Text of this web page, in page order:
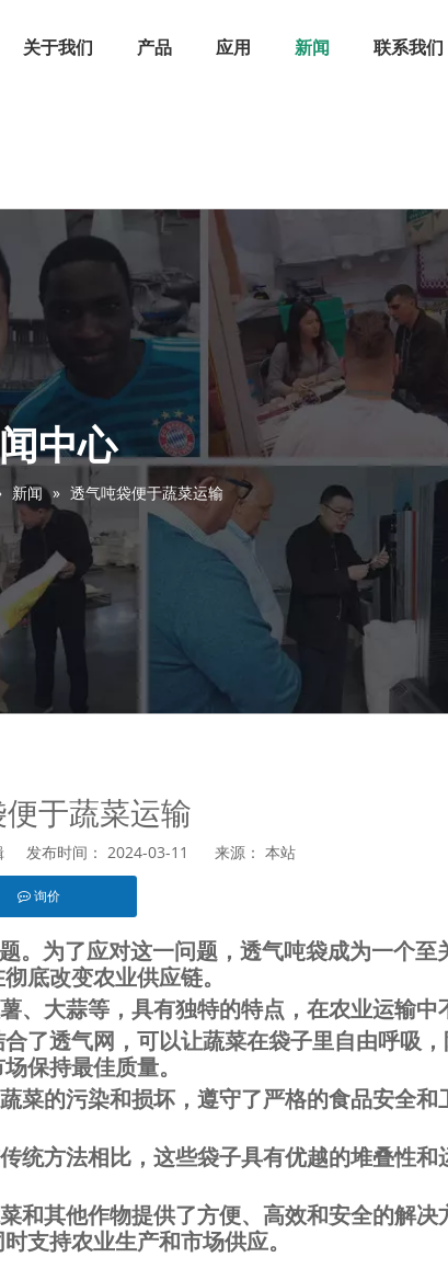
关于我们 产品 应用 新闻 联系我们
中心
新闻 » 透气吨袋便于蔬菜运输
于蔬菜运输
发布时间： 2024-03-11 来源： 本站
询价
为了应对这一问题，透气吨袋成为一个至
底改变农业供应链。
大蒜等，具有独特的特点，在农业运输中
了透气网，可以让蔬菜在袋子里自由呼吸
保持最佳质量。
菜的污染和损坏，遵守了严格的食品安全和
统方法相比，这些袋子具有优越的堆叠性和
和其他作物提供了方便、高效和安全的解决
支持农业生产和市场供应。